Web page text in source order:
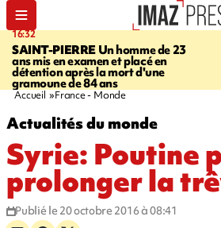
16:32
SAINT-PIERREUn homme de 23
ans mis en examen et placé en
détention après la mort d'une
gramoune de 84 ans
Accueil France - Monde
Actualités du monde
Syrie: Poutine
prolonger la
Publié le 20 octobre 2016 à 08:41